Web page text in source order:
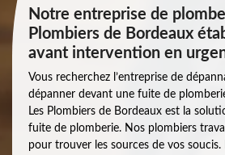
Notre entreprise de
Plombiers de Bordeaux
avant intervention en
Vous recherchez l’entreprise de
dépanner devant une fuite de
Les Plombiers de Bordeaux est la
fuite de plomberie. Nos plombiers
pour trouver les sources de vos